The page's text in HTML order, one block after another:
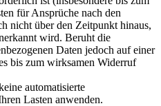
für Ansprüche nach den
nicht über den Zeitpunkt hinaus,
wird. Beruht die
Daten jedoch auf einer
bis zum wirksamen Widerruf
automatisierte
Lasten anwenden.